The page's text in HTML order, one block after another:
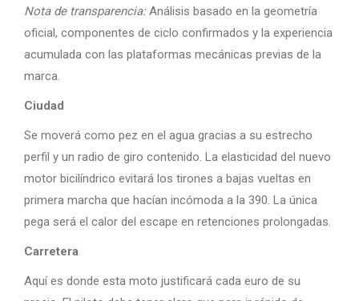
Nota de transparencia:Análisis basado en la geometría
oficial, componentes de ciclo confirmados y la experiencia
acumulada con las plataformas mecánicas previas de la
marca.
Ciudad
Se moverá como pez en el agua gracias a su estrecho
perfil y un radio de giro contenido. La elasticidad del nuevo
motor bicilíndrico evitará los tirones a bajas vueltas en
primera marcha que hacían incómoda a la 390. La única
pega será el calor del escape en retenciones prolongadas.
Carretera
Aquí es donde esta moto justificará cada euro de su